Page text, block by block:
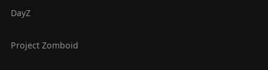
DayZ
Project Zomboid